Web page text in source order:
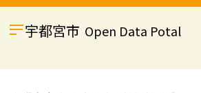
ス
宇都宮市 Open Data Potal